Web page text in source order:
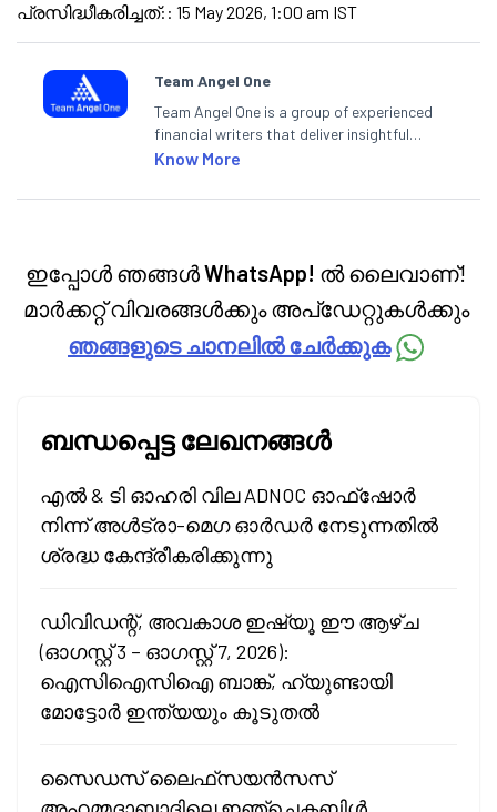
പ്രസിദ്ധീകരിച്ചത്: : 15 May 2026, 1:00 am IST
Team Angel One
Team Angel One is a group of experienced
financial writers that deliver insightful
articles on the stock market, IPO, economy,
categories.
Know More
ഇപ്പോൾ ഞങ്ങൾWhatsApp! ൽ ലൈവാണ്!
മാർക്കറ്റ് വിവരങ്ങൾക്കും അപ്‌ഡേറ്റുകൾക്കും
ഞങ്ങളുടെ ചാനലിൽ ചേർക്കുക
ബന്ധപ്പെട്ട ലേഖനങ്ങൾ
എൽ & ടി ഓഹരി വില ADNOC ഓഫ്‌ഷോർ
നിന്ന് അൾട്രാ-മെഗ ഓർഡർ നേടുന്നതിൽ
ശ്രദ്ധ കേന്ദ്രീകരിക്കുന്നു
ഡിവിഡന്റ്, അവകാശ ഇഷ്യൂ ഈ ആഴ്ച
(ഓഗസ്റ്റ് 3 – ഓഗസ്റ്റ് 7, 2026):
ഐസിഐസിഐ ബാങ്ക്, ഹ്യുണ്ടായി
മോട്ടോർ ഇന്ത്യയും കൂടുതൽ
സൈഡസ് ലൈഫ്‌സയൻസസ്